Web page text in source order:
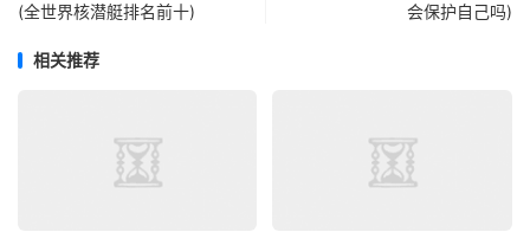
(全世界核潜艇排名前十)
会保护自己吗)
相关推荐